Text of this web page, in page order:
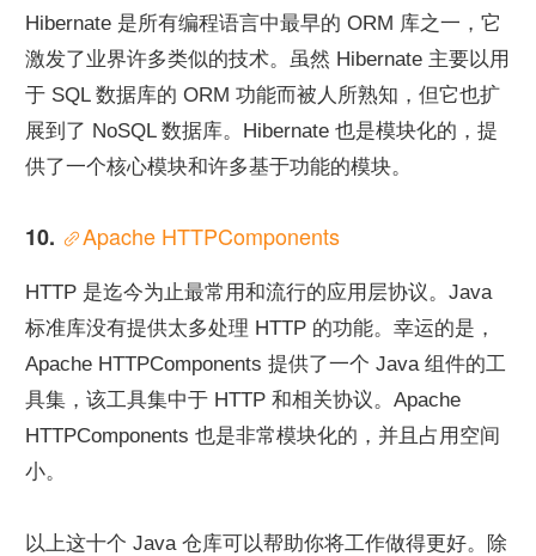
Hibernate 是所有编程语言中最早的 ORM 库之一，它
激发了业界许多类似的技术。虽然 Hibernate 主要以用
于 SQL 数据库的 ORM 功能而被人所熟知，但它也扩
展到了 NoSQL 数据库。Hibernate 也是模块化的，提
供了一个核心模块和许多基于功能的模块。
10. Apache HTTPComponents
HTTP 是迄今为止最常用和流行的应用层协议。Java
标准库没有提供太多处理 HTTP 的功能。幸运的是，
Apache HTTPComponents 提供了一个 Java 组件的工
具集，该工具集中于 HTTP 和相关协议。Apache
HTTPComponents 也是非常模块化的，并且占用空间
小。
以上这十个 Java 仓库可以帮助你将工作做得更好。除